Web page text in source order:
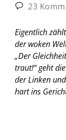
23
Eigentlich
der woken
„Der
traut!“ geht
der Linken
hart ins